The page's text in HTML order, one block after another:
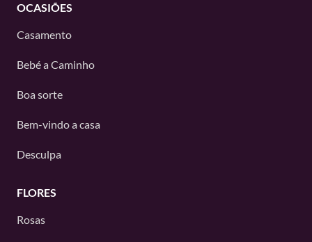
OCASIÕES
Casamento
Bebé a Caminho
Boa sorte
Bem-vindo a casa
Desculpa
FLORES
Rosas